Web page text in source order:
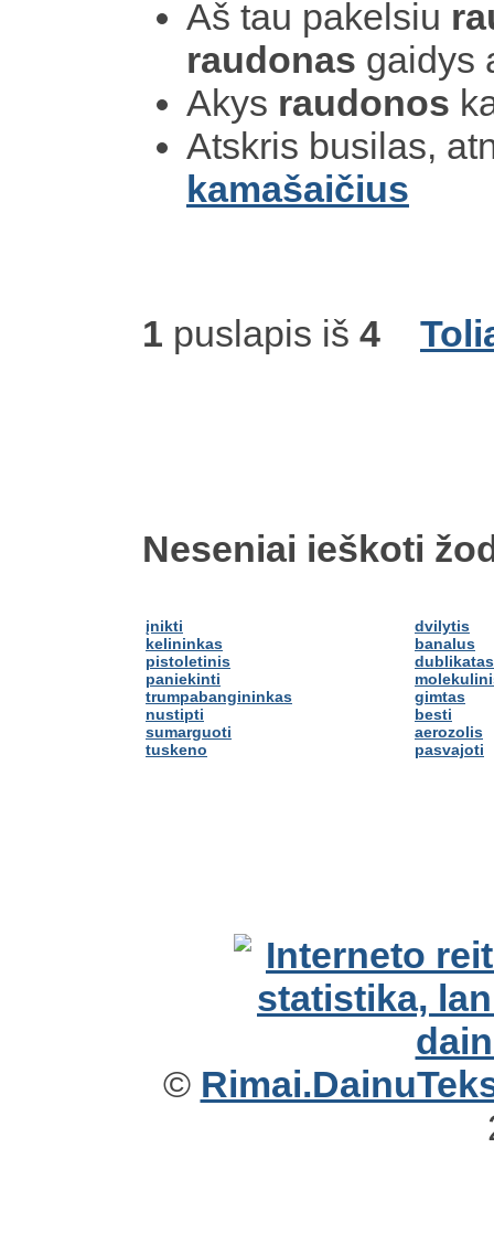
Aš tau pakelsiu
raudonas gaidys
Akys raudonos
Atskris busilas,
kamašaičius
1 puslapis iš 4
Neseniai ieškoti
įnikti
kelininkas
pistoletinis
paniekinti
trumpabangininkas
nustipti
sumarguoti
tuskeno
dvilytis
banalus
dublikatas
gimtas
besti
aerozolis
pasvajoti
©